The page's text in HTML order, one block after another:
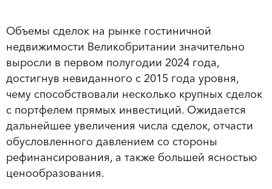
Объемы сделок на рынке гостиничной
недвижимости Великобритании значительно
выросли в первом полугодии 2024 года,
достигнув невиданного с 2015 года уровня,
чему способствовали несколько крупных сделок
с портфелем прямых инвестиций. Ожидается
дальнейшее увеличения числа сделок, отчасти
обусловленного давлением со стороны
рефинансирования, а также большей ясностью
ценообразования.